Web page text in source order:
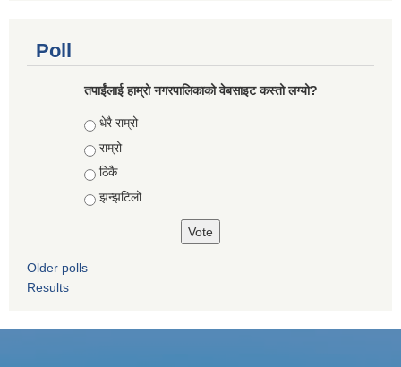
Poll
तपाईंलाई हाम्रो नगरपालिकाको वेबसाइट कस्तो लग्यो?
Choices
धेरै राम्रो
राम्रो
ठिकै
झन्झटिलो
Older polls
Results